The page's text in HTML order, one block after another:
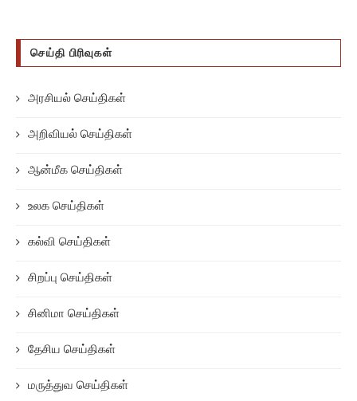
செய்தி பிரிவுகள்
அரசியல் செய்திகள்
அறிவியல் செய்திகள்
ஆன்மீக செய்திகள்
உலக செய்திகள்
கல்வி செய்திகள்
சிறப்பு செய்திகள்
சினிமா செய்திகள்
தேசிய செய்திகள்
மருத்துவ செய்திகள்